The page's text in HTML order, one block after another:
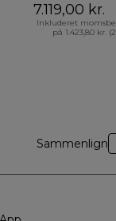
7.119,00 kr.
Inkluderet
på 1.423,80 kr.
Sammenlign